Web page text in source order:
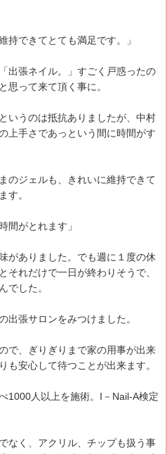
持できてとても満足です。」
出張ネイル。」すごく戸惑ったの
思って来て頂く事に。
いうのは抵抗ありましたが、中村
上手さであっという間に時間がす
のジェルも、きれいに維持できて
す。
間がとれます」
がありました。でも週に１度の休
それだけで一日が終わりそうで、
でした。
出張サロンをみつけました。
で、ぎりぎりまで家の用事が出来
も安心して待つことが出来ます。
1000人以上を施術。I－Nail-A検定
なく、アクリル、チップも扱う事